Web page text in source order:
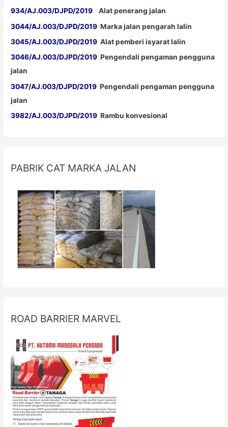
934/AJ.003/DJPD/2019 Alat penerang jalan
3044/AJ.003/DJPD/2019 Marka jalan pengarah lalin
3045/AJ.003/DJPD/2019 Alat pemberi isyarat lalin
3046/AJ.003/DJPD/2019 Pengendali pengaman pengguna
jalan
3047/AJ.003/DJPD/2019 Pengendali pengaman pengguna
jalan
3982/AJ.003/DJPD/2019 Rambu konvesional
PABRIK CAT MARKA JALAN
ROAD BARRIER MARVEL